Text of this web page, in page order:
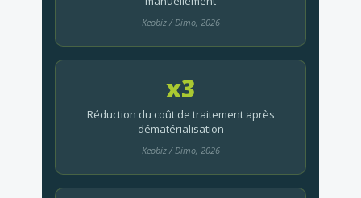
Keobiz / Dimo, 2026
x3
Réduction du coût de traitement après
dématérialisation
Keobiz / Dimo, 2026